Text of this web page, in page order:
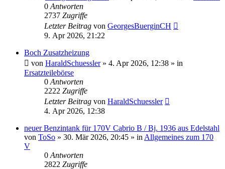
0 Antworten
2737 Zugriffe
Letzter Beitrag von GeorgesBuerginCH
9. Apr 2026, 21:22
Boch Zusatzheizung
von HaraldSchuessler» 4. Apr 2026, 12:38 » in
Ersatzteilebörse
0 Antworten
2222 Zugriffe
Letzter Beitrag von HaraldSchuessler
4. Apr 2026, 12:38
neuer Benzintank für 170V Cabrio B / Bj. 1936 aus Edelstahl
von ToSo » 30. Mär 2026, 20:45 » in Allgemeines zum 170
V
0 Antworten
2822 Zugriffe